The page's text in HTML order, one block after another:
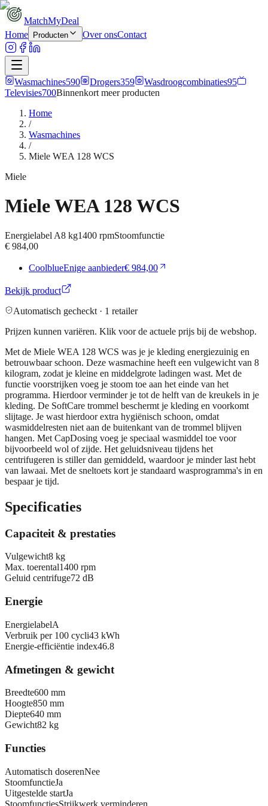
MatchMyDeal
Home
Producten Over onsContact
Wasmachines590 Drogers359 Wasdroogcombinaties95
Televisies700Binnenkort meerproducten
Home
/
Wasmachines
/
Miele WEA 128 WCS
Miele
Miele WEA 128 WCS
Energielabel A8 kg1400 rpmStoomfunctie
€ 984,00
CoolblueEnige aanbieder€ 984,00
Bekijk product
Automatisch gecheckt · 1 retailer
Prijzen kunnen variëren. Klik voor de actuele prijs bij de webshop.
Met de Miele WEA 128 WCS was je je kleding energiezuinig en
betrouwbaar schoon. Deze wasmachine heeft een vulgewicht van 8
kilogram, zodat je kleine en middelgrote ladingen wast. Met de
functie voorstrijken voeg je stoom toe aan het einde van het
programma. Hierdoor verminder je tot de helft van de kreukels in je
kleding. De SoftCare trommel beschermt je kleding en voorkomt
slijtage. Je wast hierdoor extra hygiënisch schoon, omdat
wasmiddelresten niet aan de buitenkant van de trommel blijven
hangen. Met CapDosing voeg je speciaal wasmiddel toe voor
bijvoorbeeld wol of zijde. Het geluidsniveau tijdens het
centrifugeren is stiller dan gemiddeld, waardoor je minder last hebt
van lawaai. Met de sneltoets kort je standaard wasprogramma's in en
bespaar je tijd.
Specificaties
Capaciteit & prestaties
Vulgewicht8 kg
Max. toerental1400 rpm
Geluid centrifuge72 dB
Energie
EnergielabelA
Verbruik per 100 cycli43 kWh
Energie-efficiëntie index46.8
Afmetingen & gewicht
Breedte600 mm
Hoogte850 mm
Diepte640 mm
Gewicht82 kg
Functies
Automatisch doserenNee
StoomfunctieJa
Uitgestelde startJa
StoomfunctiesStrijkwerk verminderen